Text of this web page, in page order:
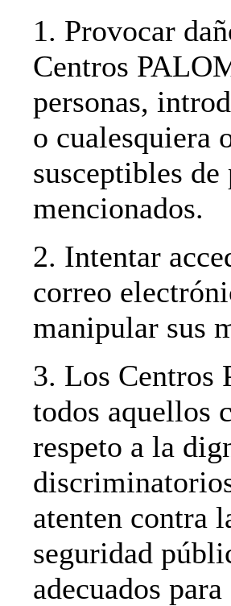
1. Provocar
Centros
personas,
o cualesquiera
susceptibles
mencionados.
2. Intentar
correo
manipular sus
3. Los Centros
todos aquellos
respeto a la
atenten contra
seguridad
adecuados